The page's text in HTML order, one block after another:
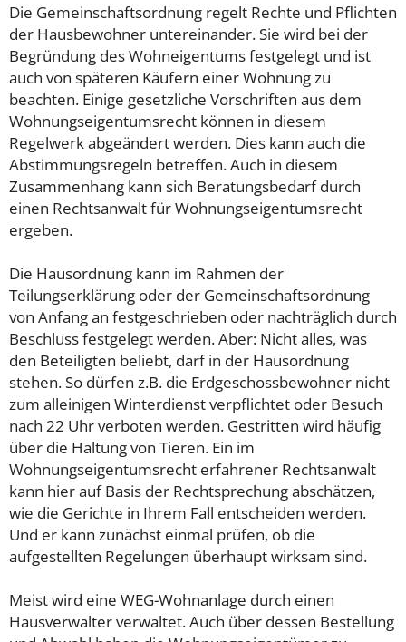
Die Gemeinschaftsordnung regelt Rechte und Pflichten
der Hausbewohner untereinander. Sie wird bei der
Begründung des Wohneigentums festgelegt und ist
auch von späteren Käufern einer Wohnung zu
beachten. Einige gesetzliche Vorschriften aus dem
Wohnungseigentumsrecht können in diesem
Regelwerk abgeändert werden. Dies kann auch die
Abstimmungsregeln betreffen. Auch in diesem
Zusammenhang kann sich Beratungsbedarf durch
einen Rechtsanwalt für Wohnungseigentumsrecht
ergeben.
Die Hausordnung kann im Rahmen der
Teilungserklärung oder der Gemeinschaftsordnung
von Anfang an festgeschrieben oder nachträglich durch
Beschluss festgelegt werden. Aber: Nicht alles, was
den Beteiligten beliebt, darf in der Hausordnung
stehen. So dürfen z.B. die Erdgeschossbewohner nicht
zum alleinigen Winterdienst verpflichtet oder Besuch
nach 22 Uhr verboten werden. Gestritten wird häufig
über die Haltung von Tieren. Ein im
Wohnungseigentumsrecht erfahrener Rechtsanwalt
kann hier auf Basis der Rechtsprechung abschätzen,
wie die Gerichte in Ihrem Fall entscheiden werden.
Und er kann zunächst einmal prüfen, ob die
aufgestellten Regelungen überhaupt wirksam sind.
Meist wird eine WEG-Wohnanlage durch einen
Hausverwalter verwaltet. Auch über dessen Bestellung